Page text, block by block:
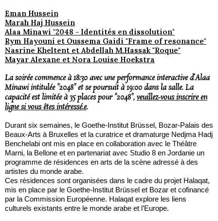
Eman Hussein
Marah Haj Hussein
Alaa Minawi "2048 - Identités en dissolution"
Rym Hayouni et Oussema Gaidi "Frame of resonance"
Nasrine Kheltent et Abdellah M.Hassak "Roque"
Mayar Alexane et Nora Louise Hoekstra
La soirée commence à 18:30 avec une performance interactive d’Alaa
Minawi intitulée "2048" et se poursuit à 19:00 dans la salle. La
capacité est limitée à 35 places pour "2048",veuillez-vous inscrire en
ligne si vous êtes intéressé.e.
Durant six semaines, le Goethe-Institut Brüssel, Bozar-Palais des
Beaux-Arts à Bruxelles et la curatrice et dramaturge Nedjma Hadj
Benchelabi ont mis en place en collaboration avec le Théâtre
Marni, la Bellone et en partenariat avec Studio 8 en Jordanie un
programme de résidences en arts de la scène adressé à des
artistes du monde arabe.
Ces résidences sont organisées dans le cadre du projet Halaqat,
mis en place par le Goethe-Institut Brüssel et Bozar et cofinancé
par la Commission Européenne. Halaqat explore les liens
culturels existants entre le monde arabe et l’Europe.